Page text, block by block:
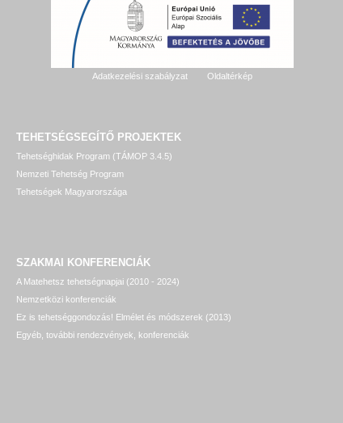
Adatkezelési szabályzat Oldaltérkép
TEHETSÉGSEGÍTŐ PROJEKTEK
Tehetséghidak Program (TÁMOP 3.4.5)
Nemzeti Tehetség Program
Tehetségek Magyarországa
SZAKMAI KONFERENCIÁK
A Matehetsz tehetségnapjai (2010 - 2024)
Nemzetközi konferenciák
Ez is tehetséggondozás! Elmélet és módszerek (2013)
Egyéb, további rendezvények, konferenciák